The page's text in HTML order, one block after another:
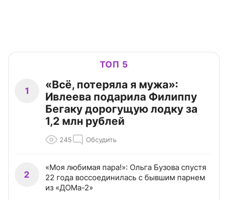
ТОП 5
1
«Всё, потеряла я мужа»:
Ивлеева подарила Филиппу
Бегаку дорогущую лодку за
1,2 млн рублей
245 Обсудить
2
«Моя любимая пара!»: Ольга Бузова спустя
22 года воссоединилась с бывшим парнем
из «ДОМа-2»